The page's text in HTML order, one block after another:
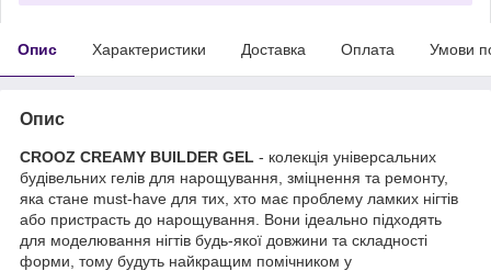
Опис Характеристики Доставка Оплата Умови
Опис
CROOZ CREAMY BUILDER GEL - колекція універсальних
будівельних гелів для нарощування, зміцнення та ремонту,
яка стане must-have для тих, хто має проблему ламких нігтів
або пристрасть до нарощування. Вони ідеально підходять
для моделювання нігтів будь-якої довжини та складності
форми, тому будуть найкращим помічником у